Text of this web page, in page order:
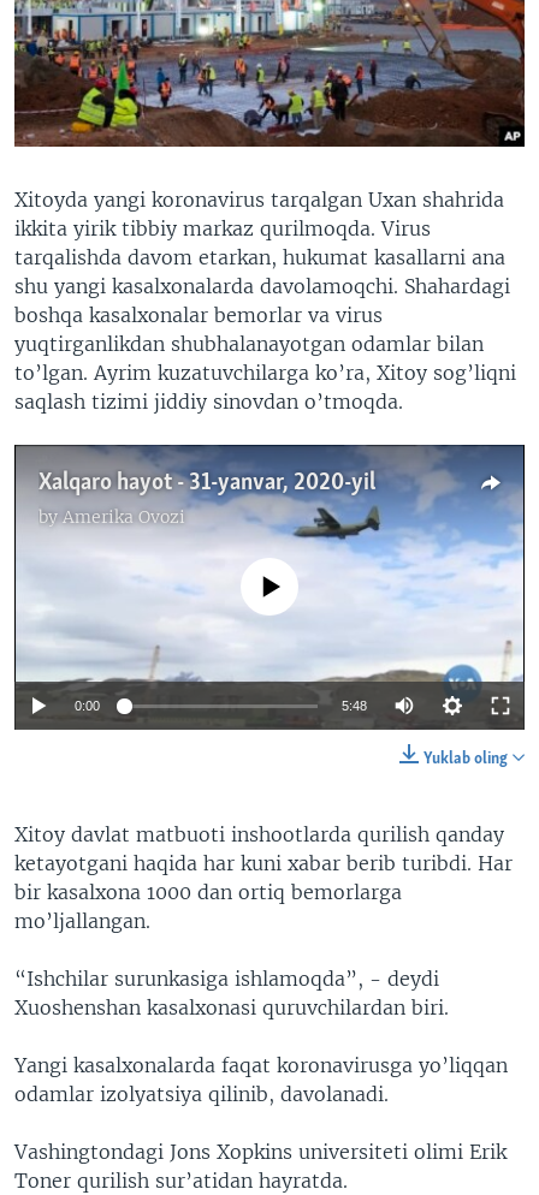
VIDEO
XABARLAR SURATLARDA
ODNOKLASSNIKI
TELEGRAM
TWITTER
SOUNDCLOUD
VOA
Xitoyda yangi koronavirus tarqalgan Uxan shahrida
ikkita yirik tibbiy markaz qurilmoqda. Virus
tarqalishda davom etarkan, hukumat kasallarni ana
shu yangi kasalxonalarda davolamoqchi. Shahardagi
boshqa kasalxonalar bemorlar va virus
yuqtirganlikdan shubhalanayotgan odamlar bilan
to’lgan. Ayrim kuzatuvchilarga ko’ra, Xitoy sog’liqni
saqlash tizimi jiddiy sinovdan o’tmoqda.
Xalqaro hayot - 31-yanvar, 2020-yil
by Amerika Ovozi
No media source currently available
0:00 5:48
Yuklab oling
Xitoy davlat matbuoti inshootlarda qurilish qanday
ketayotgani haqida har kuni xabar berib turibdi. Har
bir kasalxona 1000 dan ortiq bemorlarga
mo’ljallangan.
“Ishchilar surunkasiga ishlamoqda”, - deydi
Xuoshenshan kasalxonasi quruvchilardan biri.
Yangi kasalxonalarda faqat koronavirusga yo’liqqan
odamlar izolyatsiya qilinib, davolanadi.
Vashingtondagi Jons Xopkins universiteti olimi Erik
Toner qurilish sur’atidan hayratda.